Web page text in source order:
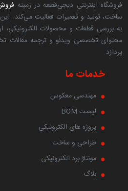
و کیفیتی عالی از فروشگاه
درصورتیکه هنگام خرید ماژول زیگ
دریافت کنید.
فروشگاه اینترنتی دیجی‌قطعه در زمینه
ساخت، تولید و تعمیرات فعالیت می‌کند.
به بررسی قطعات و محصولات الکترونیکی،
محتوای تخصصی ویدئو و ترجمه مقالات
پردازد.
خدمات ما
مهندسی معکوس
لیست BOM
پروژه های الکترونیکی
طراحی و ساخت
مونتاژ برد الکترونیکی
بلاگ